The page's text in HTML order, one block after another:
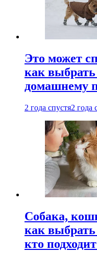
Это может
как
домашнему
2 года спустя2 года
Собака,
как
кто